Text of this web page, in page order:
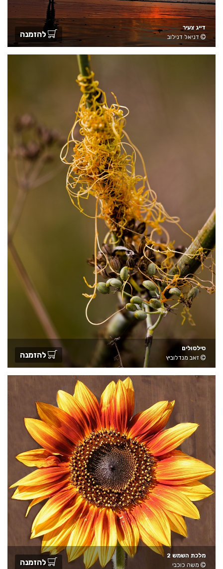
דייג צעיר
דניאל דנילוב
להזמנה
סילסולים
זאב מנדלוביץ
להזמנה
מלכת השמש 2
משה כוכבי
להזמנה